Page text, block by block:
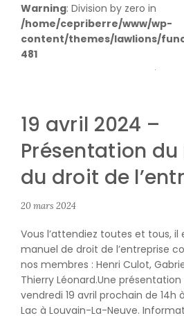
Warning: Division by zero in
/home/cepriberre/www/wp-
content/themes/lawlions/
481
19 avril 2024 –
Présentation
du droit de
20 mars 2024
Vous l’attendiez toutes et tous, il
manuel de droit de l’entreprise
nos membres : Henri Culot,
Thierry Léonard.Une
vendredi 19 avril prochain de 14h
Lac à Louvain-La-Neuve.